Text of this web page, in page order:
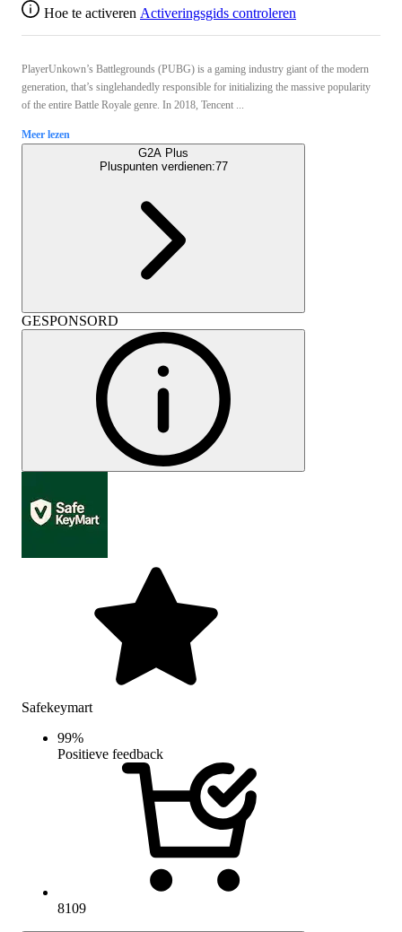
Hoe te activeren Activeringsgids controleren
PlayerUnkown’s Battlegrounds (PUBG) is a gaming industry giant of the modern
generation, that’s singlehandedly responsible for initializing the massive popularity
of the entire Battle Royale genre. In 2018, Tencent ...
Meer lezen
G2A Plus
Pluspunten verdienen:77
GESPONSORD
Safekeymart
99%
Positieve feedback
8109